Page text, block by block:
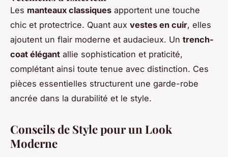
Les manteaux classiques apportent une touche
chic et protectrice. Quant aux vestes en cuir, elles
ajoutent un flair moderne et audacieux. Un trench-
coat élégant allie sophistication et praticité,
complétant ainsi toute tenue avec distinction. Ces
pièces essentielles structurent une garde-robe
ancrée dans la durabilité et le style.
Conseils de Style pour un Look
Moderne